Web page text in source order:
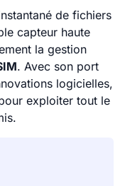
de fichiers
capteur haute
la gestion
. Avec son port
logicielles,
exploiter tout le